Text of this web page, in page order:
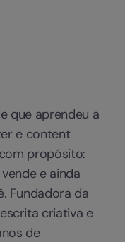
de
desenvolvimento
digitais que
que aprendeu a
e content
propósito:
e ainda
Fundadora da
criativa e
de